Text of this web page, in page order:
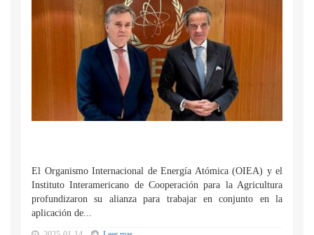
El Organismo Internacional de Energía Atómica (OIEA) y el
Instituto Interamericano de Cooperación para la Agricultura
profundizaron su alianza para trabajar en conjunto en la
aplicación de...